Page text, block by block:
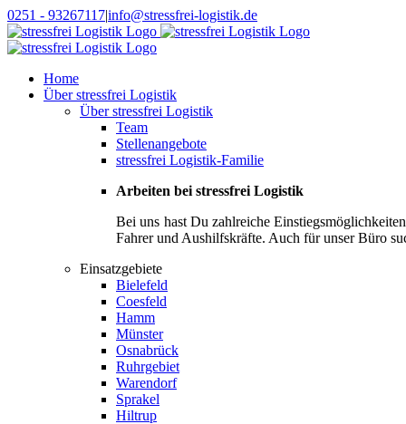
Zum
Inhalt
springen
0251 - 93267117|info@stressfrei-logistik.de
Home
Über stressfrei Logistik
Über stressfrei Logistik
Team
Stellenangebote
stressfrei Logistik-Familie
Arbeiten bei stressfrei Logistik
Bei uns hast Du zahlreiche
Fahrer und Aushilfskräfte. Auch für unser Büro
Einsatzgebiete
Bielefeld
Coesfeld
Hamm
Münster
Osnabrück
Ruhrgebiet
Warendorf
Sprakel
Hiltrup